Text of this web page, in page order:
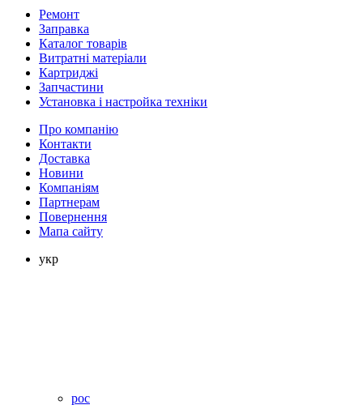
Ремонт
Заправка
Каталог товарів
Витратні матеріали
Картриджі
Запчастини
Установка і настройка техніки
Про компанію
Контакти
Доставка
Новини
Компаніям
Партнерам
Повернення
Мапа сайту
укр
рос